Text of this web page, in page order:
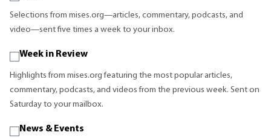
Selections from mises.org—articles, commentary, podcasts, and
video—sent five times a week to your inbox.
Week in Review
Highlights from mises.org featuring the most popular articles,
commentary, podcasts, and videos from the previous week. Sent on
Saturday to your mailbox.
News & Events